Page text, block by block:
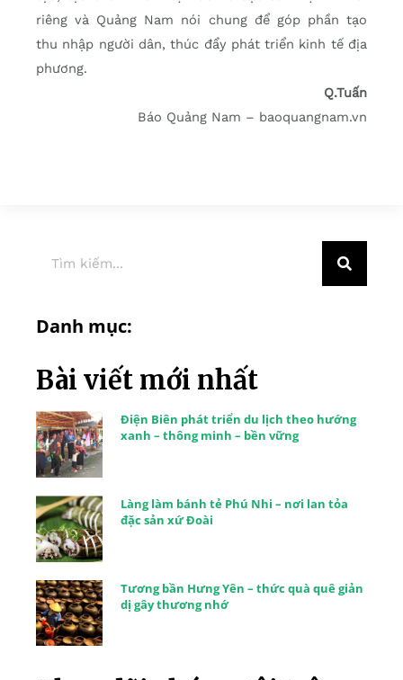
riêng và Quảng Nam nói chung để góp phần tạo
thu nhập người dân, thúc đẩy phát triển kinh tế địa
phương.
Q.Tuấn
Báo Quảng Nam – baoquangnam.vn
Danh mục:
Bài viết mới nhất
Điện Biên phát triển du lịch theo hướng
xanh – thông minh – bền vững
Làng làm bánh tẻ Phú Nhi – nơi lan tỏa
đặc sản xứ Đoài
Tương bần Hưng Yên – thức quà quê giản
dị gây thương nhớ